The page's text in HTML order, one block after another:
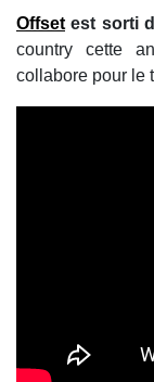
Offset est sorti
country cette
collabore pour le